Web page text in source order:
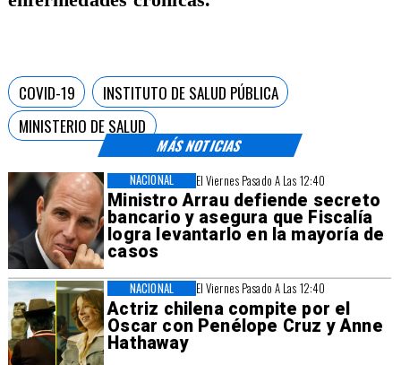
MÁS NOTICIAS
El Viernes Pasado A Las 12:40
Ministro Arrau defiende secreto
bancario y asegura que Fiscalía
logra levantarlo en la mayoría de
casos
NACIONAL
El Viernes Pasado A Las 12:40
Actriz chilena compite por el
Oscar con Penélope Cruz y Anne
Hathaway
NACIONAL
COVID-19
INSTITUTO DE SALUD PÚBLICA
MINISTERIO DE SALUD